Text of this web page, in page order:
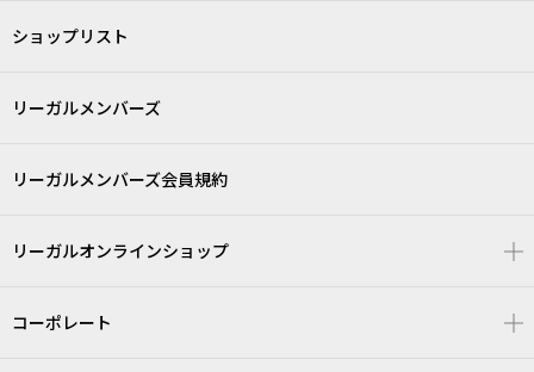
ショップリスト
リーガルメンバーズ
リーガルメンバーズ会員規約
リーガルオンラインショップ
コーポレート